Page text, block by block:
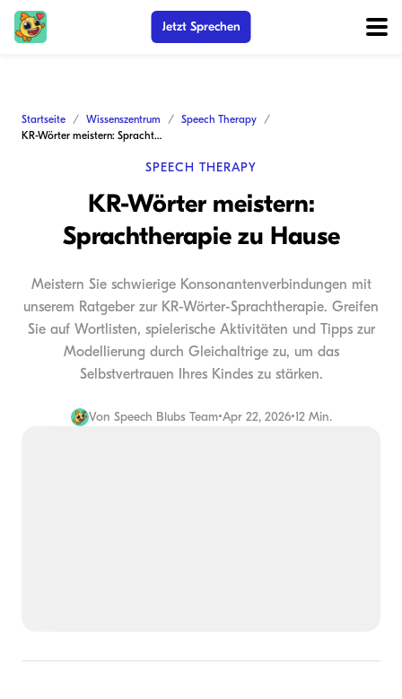
Jetzt Sprechen
Startseite Wissenszentrum
Speech Therapy
KR-Wörter meistern: Sprachtherapie zu Hause
SPEECH THERAPY
KR-Wörter meistern:
Sprachtherapie zu Hause
Meistern Sie schwierige Konsonantenverbindungen mit
unserem Ratgeber zur KR-Wörter-Sprachtherapie. Greifen
Sie auf Wortlisten, spielerische Aktivitäten und Tipps zur
Modellierung durch Gleichaltrige zu, um das
Selbstvertrauen Ihres Kindes zu stärken.
Von Speech Blubs Team•Apr 22, 2026•12 Min.